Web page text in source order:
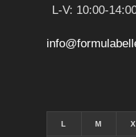
L-V: 10:00-
L M X